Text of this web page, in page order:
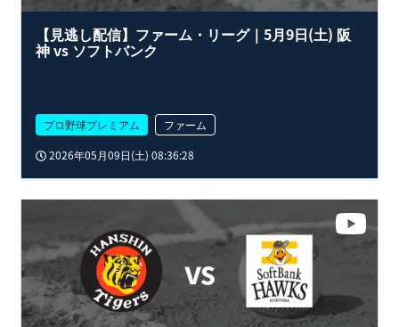
【見逃し配信】ファーム・リーグ｜5月9日(土) 阪
神 vs ソフトバンク
プロ野球プレミアム
ファーム
2026年05月09日(土) 08:36:28